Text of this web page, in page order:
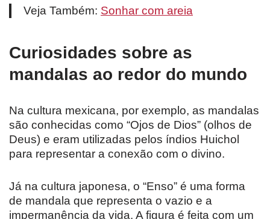
Veja Também: Sonhar com areia
Curiosidades sobre as
mandalas ao redor do mundo
Na cultura mexicana, por exemplo, as mandalas
são conhecidas como “Ojos de Dios” (olhos de
Deus) e eram utilizadas pelos índios Huichol
para representar a conexão com o divino.
Já na cultura japonesa, o “Enso” é uma forma
de mandala que representa o vazio e a
impermanência da vida. A figura é feita com um